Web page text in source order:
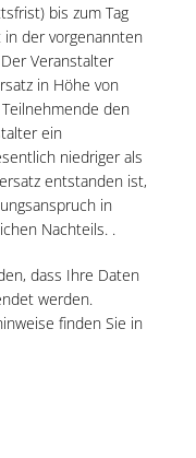
bis zum Tag
der vorgenannten
Veranstalter
in Höhe von
den
ein
niedriger als
entstanden ist,
in
Nachteils. .
dass Ihre Daten
werden.
finden Sie in